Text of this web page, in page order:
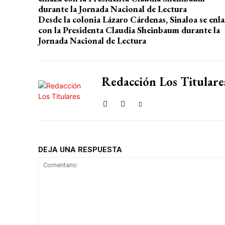
Desde la colonia Lázaro Cárdenas, Sinaloa se
con la Presidenta Claudia Sheinbaum durante la
Jornada Nacional de Lectura
Redacción Los
DEJA UNA RESPUESTA